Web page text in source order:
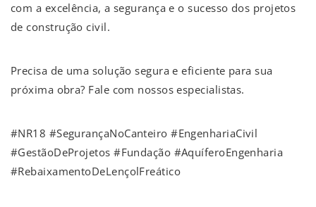
com a excelência, a segurança e o sucesso dos projetos
de construção civil.
Precisa de uma solução segura e eficiente para sua
próxima obra? Fale com nossos especialistas.
#NR18 #SegurançaNoCanteiro #EngenhariaCivil
#GestãoDeProjetos #Fundação #AquíferoEngenharia
#RebaixamentoDeLençolFreático